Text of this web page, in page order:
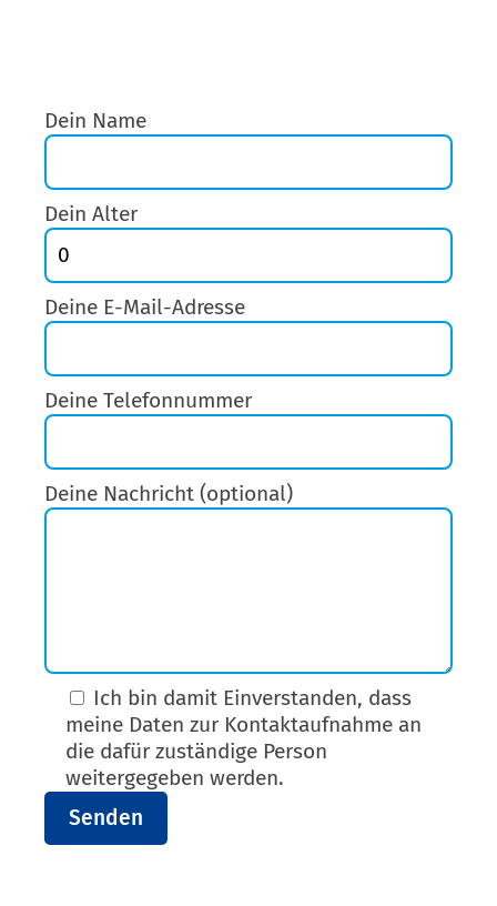
Dein Name
Dein Alter
Deine E-Mail-Adresse
Deine Telefonnummer
Deine Nachricht (optional)
Ich bin damit Einverstanden, dass
meine Daten zur Kontaktaufnahme an
die dafür zuständige Person
weitergegeben werden.